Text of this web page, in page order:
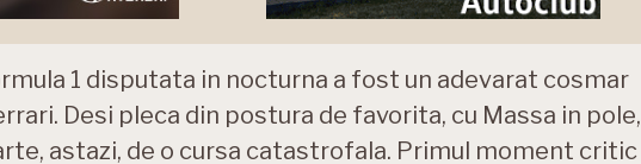
1 disputata in nocturna a fost un adevarat cosmar
Desi pleca din postura de favorita, cu Massa in pole,
astazi, de o cursa catastrofala. Primul moment critic